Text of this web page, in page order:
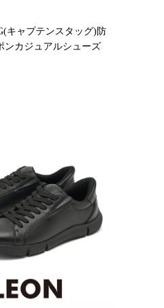
キャプテンスタッグ)防
ンカジュアルシューズ